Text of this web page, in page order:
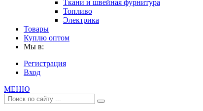
Ткани и швейная фурнитура
Топливо
Электрика
Товары
Куплю оптом
Мы в:
Регистрация
Вход
МЕНЮ